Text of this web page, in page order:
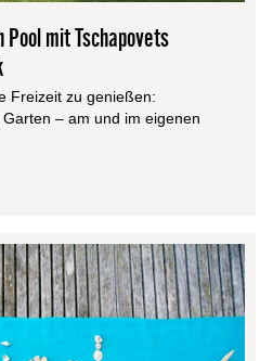
Pool mit Tschapovets
Freizeit zu genießen:
– am und im eigenen